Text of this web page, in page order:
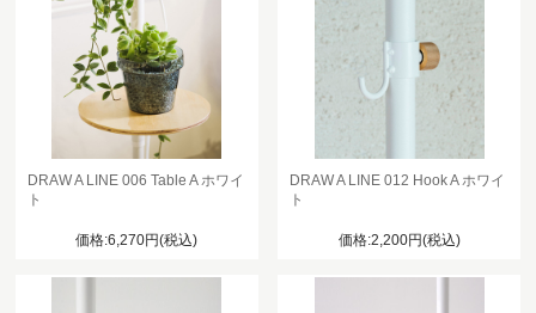
DRAW A LINE 006 Table A ホワイ
ト
価格:6,270円(税込)
DRAW A LINE 012 Hook A ホワイ
ト
価格:2,200円(税込)